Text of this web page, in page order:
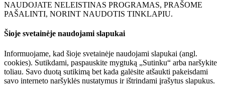
NAUDOJATE NELEISTINAS PROGRAMAS, PRAŠOME
PAŠALINTI, NORINT NAUDOTIS TINKLAPIU.
Šioje svetainėje naudojami slapukai
Informuojame, kad šioje svetainėje naudojami slapukai (angl.
cookies). Sutikdami, paspauskite mygtuką „Sutinku“ arba naršykite
toliau. Savo duotą sutikimą bet kada galėsite atšaukti pakeisdami
savo interneto naršyklės nustatymus ir ištrindami įrašytus slapukus.